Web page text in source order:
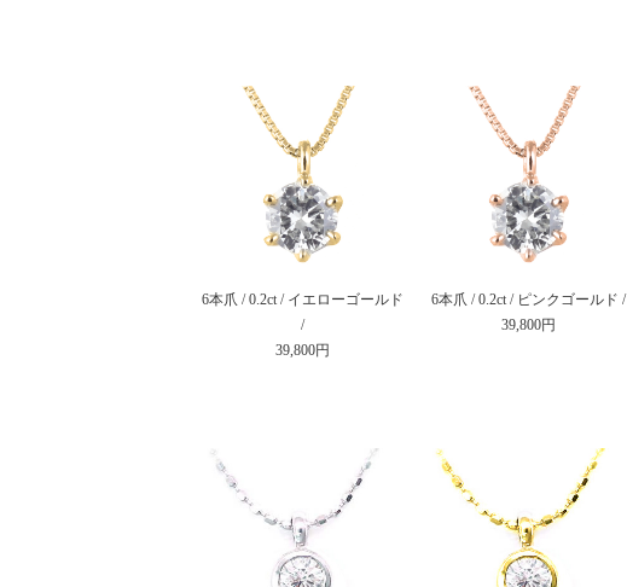
6本爪 / 0.2ct / イエローゴールド
/
39,800円
6本爪 / 0.2ct / ピンクゴールド /
39,800円